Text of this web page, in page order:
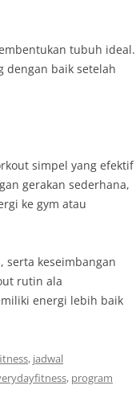
tubuh ideal.
dengan baik setelah
simpel yang efektif
gerakan sederhana,
ke gym atau
serta keseimbangan
rutin ala
energi lebih baik
, jadwal
, program